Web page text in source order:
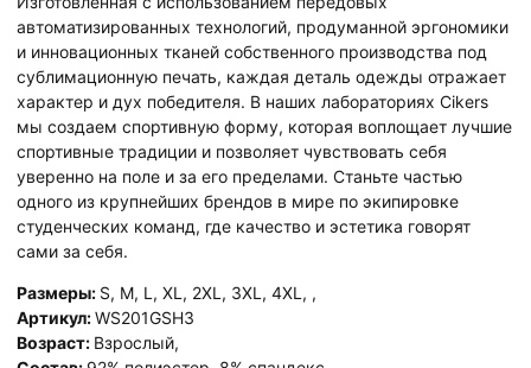
автоматизированных технологий, продуманной эргономики
и инновационных тканей собственного производства под
сублимационную печать, каждая деталь одежды отражает
характер и дух победителя. В наших лабораториях Cikers
мы создаем спортивную форму, которая воплощает лучшие
спортивные традиции и позволяет чувствовать себя
уверенно на поле и за его пределами. Станьте частью
одного из крупнейших брендов в мире по экипировке
студенческих команд, где качество и эстетика говорят
сами за себя.
Размеры: S, M, L , XL , 2XL , 3XL , 4XL , ,
Артикул:WS201GSH3
Возраст: Взрослый,